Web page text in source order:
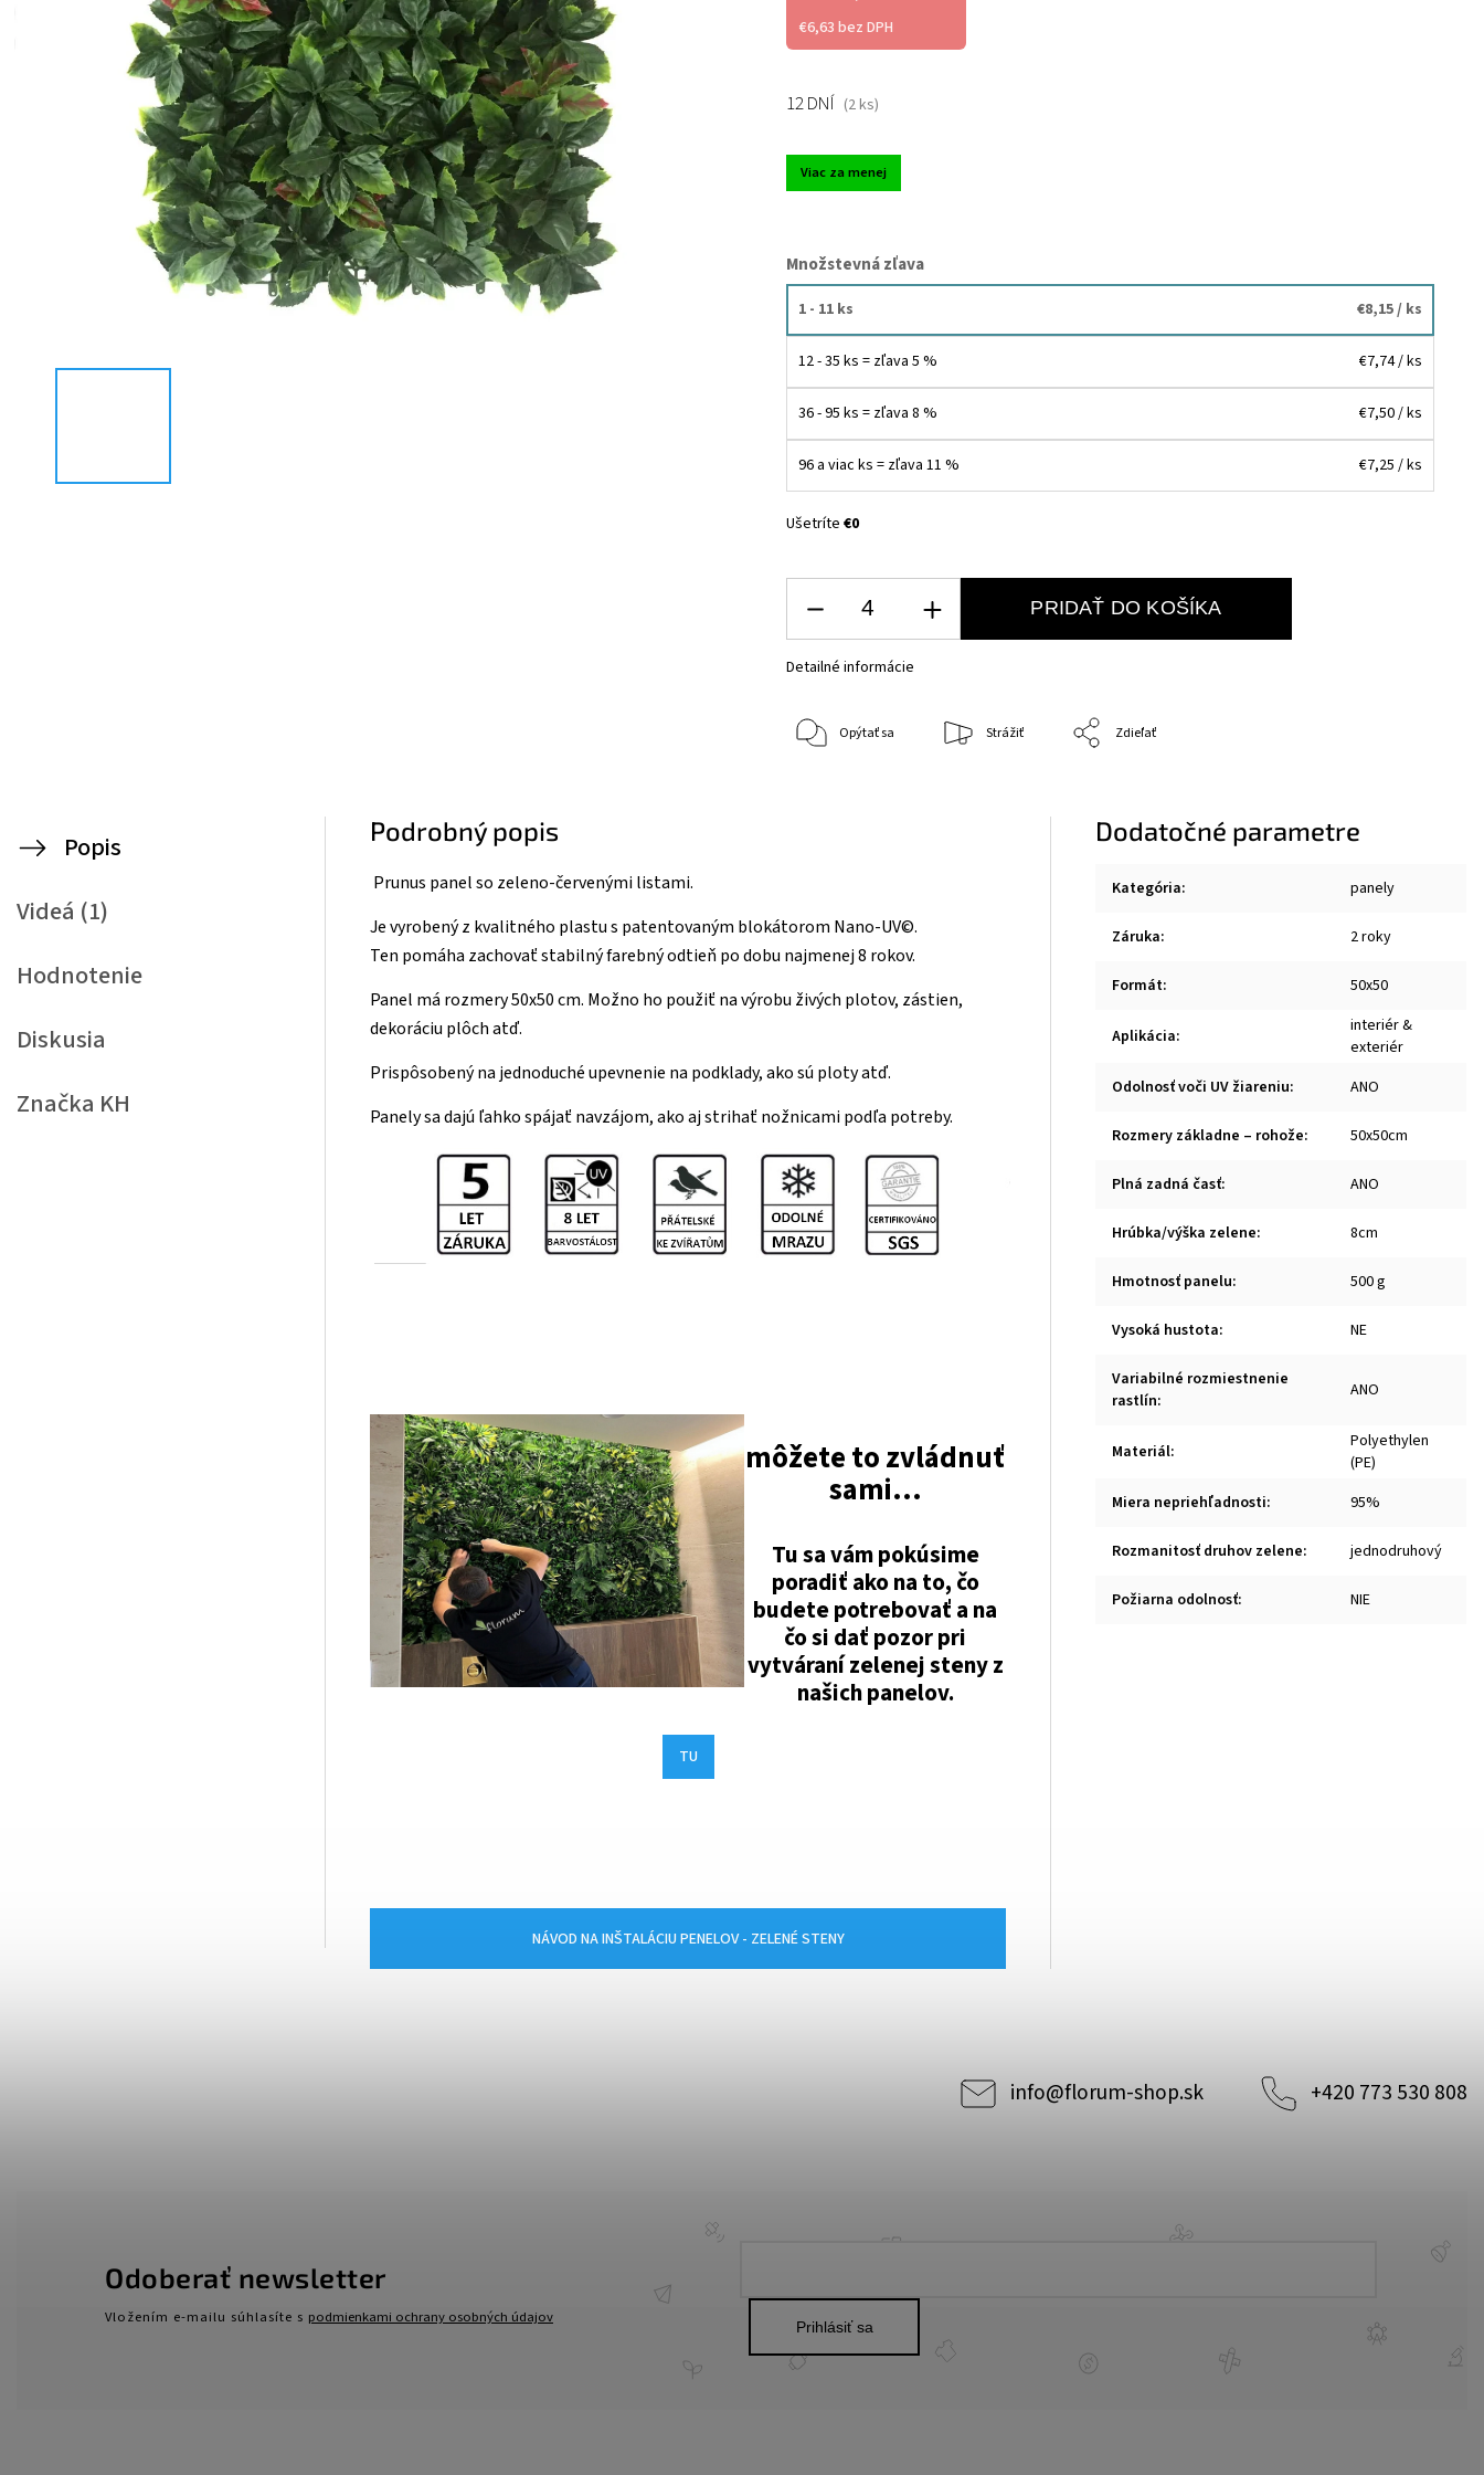
€6,63 bez DPH
Viac za menej
12 DNÍ (2 ks)
Množstevná zľava
1 - 11 ks €8,15/ ks
12 - 35 ks = zľava 5 % €7,74/ ks
36 - 95 ks = zľava 8 % €7,50/ ks
96 a viac ks = zľava 11 % €7,25 / ks
Ušetríte€0
PRIDAŤ DO KOŠÍKA
Detailné informácie
Opýtať sa Strážiť Zdieľať
Popis
Videá (1)
Hodnotenie
Diskusia
Značka KH
Podrobný popis
Prunus panel so zeleno-červenými listami.
Je vyrobený z kvalitného plastu s patentovaným blokátorom Nano-UV©.
Ten pomáha zachovať stabilný farebný odtieň po dobu najmenej 8 rokov.
Panel má rozmery 50x50 cm. Možno ho použiť na výrobu živých plotov, zástien,
dekoráciu plôch atď.
Prispôsobený na jednoduché upevnenie na podklady, ako sú ploty atď.
Panely sa dajú ľahko spájať navzájom, ako aj strihať nožnicami podľa potreby.
môžete to zvládnuť
sami...
Tu sa vám pokúsime
poradiť ako na to, čo
budete potrebovať a na
čo si dať pozor pri
vytváraní zelenej steny z
našich panelov.
TU
NÁVOD NA INŠTALÁCIU PENELOV - ZELENÉ STENY
Dodatočné parametre
Kategória: panely
Záruka: 2 roky
Formát: 50x50
Aplikácia:
interiér &
exteriér
Odolnosť voči UV žiareniu: ANO
Rozmery základne – rohože: 50x50cm
Plná zadná časť: ANO
Hrúbka/výška zelene: 8cm
Hmotnosť panelu: 500 g
Vysoká hustota: NE
Variabilné rozmiestnenie
rastlín: ANO
Materiál:
Polyethylen
(PE)
Miera nepriehľadnosti: 95%
Rozmanitosť druhov zelene: jednodruhový
Požiarna odolnosť: NIE
info@florum-shop.sk +420 773 530 808
Odoberať newsletter
Vložením e-mailu súhlasíte s podmienkami ochrany osobných údajov
Prihlásiť sa